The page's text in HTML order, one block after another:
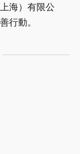
海）有限公
行動。